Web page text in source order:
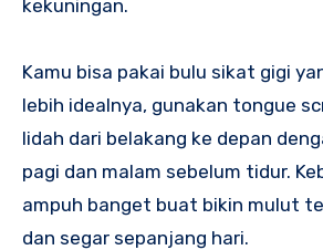
kekuningan.
Kamu bisa pakai bulu sikat gigi
lebih idealnya, gunakan tongue
lidah dari belakang ke depan
pagi dan malam sebelum tidur.
ampuh banget buat bikin mulut
dan segar sepanjang hari.